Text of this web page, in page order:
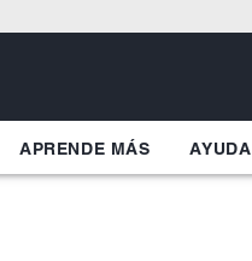
APRENDE MÁS AYUDA